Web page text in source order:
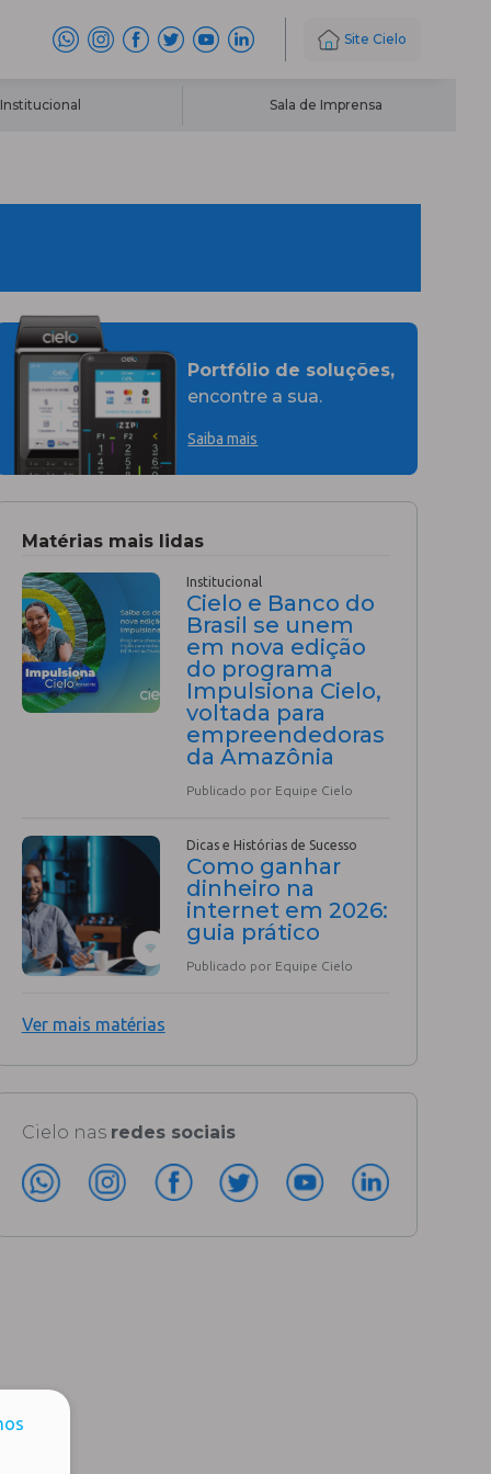
Site Cielo
Institucional Sala de Imprensa
Portfólio de soluções,
encontre a sua.
Saiba mais
Matérias mais lidas
Institucional
Cielo e Banco do
Brasil se unem
em nova edição
do programa
Impulsiona Cielo,
voltada para
empreendedoras
da Amazônia
Publicado por Equipe Cielo
Dicas e Histórias de Sucesso
Como ganhar
dinheiro na
internet em 2026:
guia prático
Publicado por Equipe Cielo
Ver mais matérias
Cielo nas redes sociais